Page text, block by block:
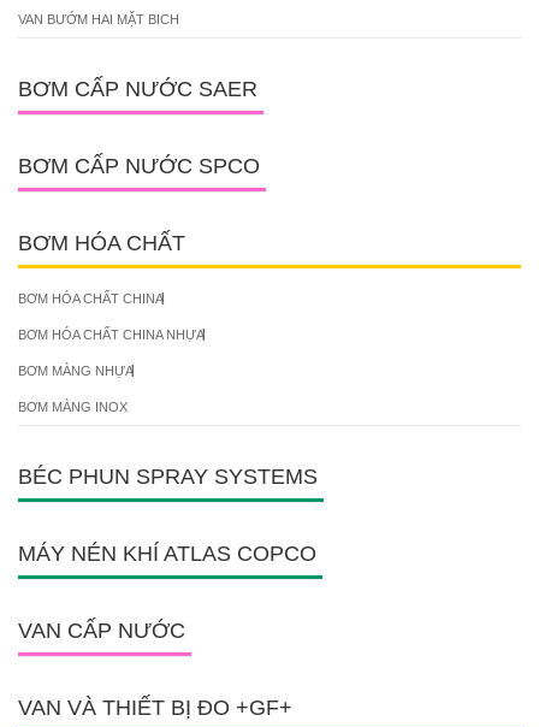
VAN BƯỚM HAI MẶT BICH
BƠM CẤP NƯỚC SAER
BƠM CẤP NƯỚC SPCO
BƠM HÓA CHẤT
BƠM HÓA CHẤT CHINA
BƠM HÓA CHẤT CHINA NHỰA
BƠM MÀNG NHỰA
BƠM MÀNG INOX
BÉC PHUN SPRAY SYSTEMS
MÁY NÉN KHÍ ATLAS COPCO
VAN CẤP NƯỚC
VAN VÀ THIẾT BỊ ĐO +GF+